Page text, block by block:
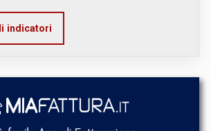
indicatori